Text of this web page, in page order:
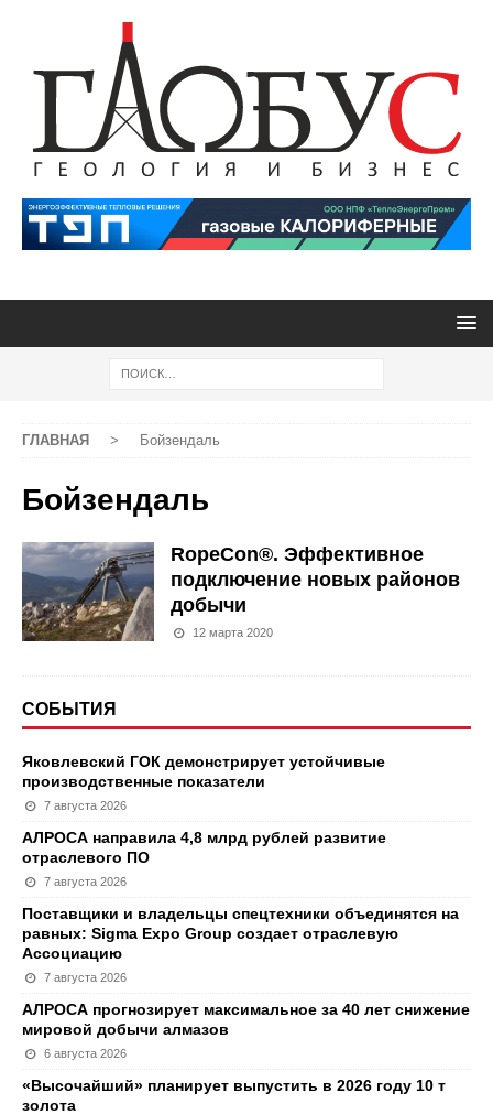
ГЛАВНАЯ > Бойзендаль
Бойзендаль
RopeCon®. Эффективное
подключение новых районов
добычи
12 марта 2020
СОБЫТИЯ
Яковлевский ГОК демонстрирует устойчивые
производственные показатели
7 августа 2026
АЛРОСА направила 4,8 млрд рублей развитие
отраслевого ПО
7 августа 2026
Поставщики и владельцы спецтехники объединятся на
равных: Sigma Expo Group создает отраслевую
Ассоциацию
7 августа 2026
АЛРОСА прогнозирует максимальное за 40 лет снижение
мировой добычи алмазов
6 августа 2026
«Высочайший» планирует выпустить в 2026 году 10 т
золота